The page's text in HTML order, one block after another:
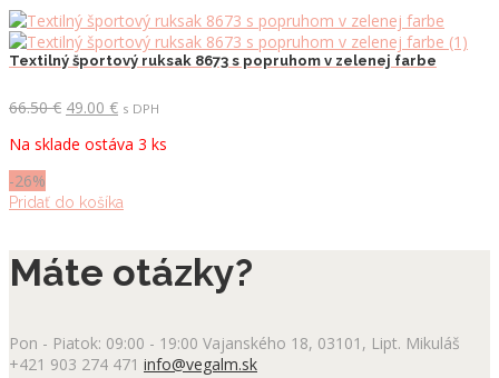
Textilný športový ruksak 8673 s popruhom v zelenej farbe
66.50€ Pôvodná
bola:
49.00 €Aktuálna
je:
s DPH
Na sklade ostáva 3 ks
-26%
Pridať do košíka
Máte otázky?
Pon - Piatok: 09:00 - 19:00 Vajanského 18, 03101, Lipt. Mikuláš
+421 903 274 471 info@vegalm.sk